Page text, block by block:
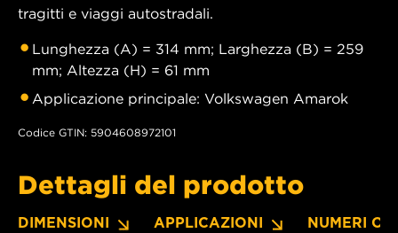
tragitti e viaggi autostradali.
Lunghezza (A) = 314 mm; Larghezza (B) = 259
mm; Altezza (H) = 61 mm
Applicazione principale: Volkswagen Amarok
Codice GTIN: 5904608972101
Dettagli del prodotto
DIMENSIONI APPLICAZIONI NUMERI OE